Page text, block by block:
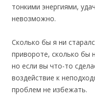
тонкими энергиями,
невозможно.
Сколько бы я ни
привороте, сколько бы
но если вы что-то
воздействие к
проблем не избежать.